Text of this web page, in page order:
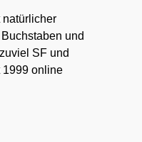
natürlicher
und
SF und
1999 online